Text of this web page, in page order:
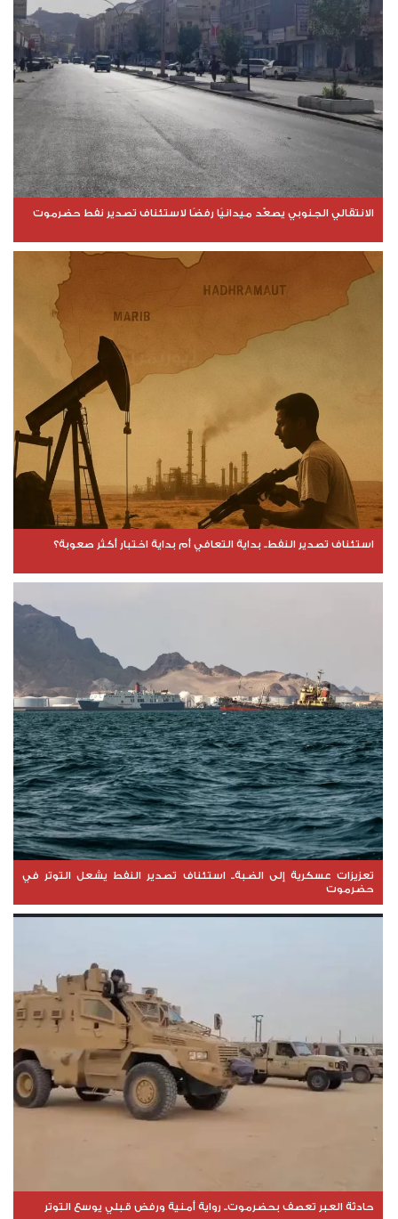
الانتقالي الجنوبي يصعّد ميدانيًا رفضًا لاستئناف تصدير نفط حضرموت
استئناف تصدير النفط.. بداية التعافي أم بداية اختبار أكثر صعوبة؟
تعزيزات عسكرية إلى الضبة.. استئناف تصدير النفط يشعل التوتر في
حضرموت
حادثة العبر تعصف بحضرموت.. رواية أمنية ورفض قبلي يوسع التوتر